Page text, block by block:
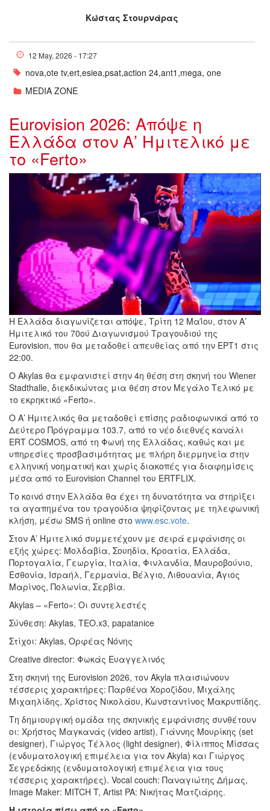
Κώστας Στουρνάρας
12 May, 2026 - 17:27
nova,ote tv,ert,esiea,psat,action 24,ant1,mega, one
MEDIA ZONE
Eurovision 2026: Απόψε η
Ελλάδα στον Α’ Ημιτελικό με
το «Ferto»
w13-0303031842493.jpg
Η Ελλάδα διαγωνίζεται απόψε, Τρίτη 12 Μαΐου, στον Α’
Ημιτελικό του 70ού Διαγωνισμού Τραγουδιού της
Eurovision, που θα μεταδοθεί απευθείας από την ΕΡΤ1 στις
22:00.
Ο Akylas θα εμφανιστεί στην 4η θέση στη σκηνή του Wiener
Stadthalle, διεκδικώντας μια θέση στον Μεγάλο Τελικό με
το εκρηκτικό «Ferto».
Ο Α’ Ημιτελικός θα μεταδοθεί επίσης ραδιοφωνικά από το
Δεύτερο Πρόγραμμα 103.7, από τo νέο διεθνές κανάλι
ERT COSMOS, από τη Φωνή της Ελλάδας, καθώς και με
υπηρεσίες προσβασιμότητας με πλήρη διερμηνεία στην
ελληνική νοηματική και χωρίς διακοπές για διαφημίσεις
μέσα από το Eurovision Channel του ERTFLIX.
Το κοινό στην Ελλάδα θα έχει τη δυνατότητα να στηρίξει
τα αγαπημένα του τραγούδια ψηφίζοντας με τηλεφωνική
κλήση, μέσω SMS ή online στο www.esc.vote.
Στον Α’ Ημιτελικό συμμετέχουν με σειρά εμφάνισης οι
εξής χώρες: Μολδαβία, Σουηδία, Κροατία, Ελλάδα,
Πορτογαλία, Γεωργία, Ιταλία, Φινλανδία, Μαυροβούνιο,
Εσθονία, Ισραήλ, Γερμανία, Βέλγιο, Λιθουανία, Άγιος
Μαρίνος, Πολωνία, Σερβία.
Akylas – «Ferto»: Οι συντελεστές
Σύνθεση: Akylas, TEO.x3, papatanice
Στίχοι: Akylas, Ορφέας Νόνης
Creative director: Φωκάς Ευαγγελινός
Στη σκηνή της Eurovision 2026, τον Akyla πλαισιώνουν
τέσσερις χαρακτήρες: Παρθένα Χοροζίδου, Μιχάλης
Μιχαηλίδης, Χρίστος Νικολάου, Κωνσταντίνος Μακρυπίδης.
Τη δημιουργική ομάδα της σκηνικής εμφάνισης συνθέτουν
οι: Χρήστος Μαγκανάς (video artist), Γιάννης Μουρίκης (set
designer), Γιώργος Τέλλος (light designer), Φίλιππος Μίσσας
(ενδυματολογική επιμέλεια για τον Akyla) και Γιώργος
Σεγρεδάκης (ενδυματολογική επιμέλεια για τους
τέσσερις χαρακτήρες). Vocal couch: Παναγιώτης Δήμας,
Image Maker: MITCH T, Artist PA: Νικήτας Ματζιάρης.